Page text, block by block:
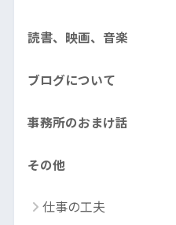
読書、映画、音楽
ブログについて
事務所のおまけ話
その他
仕事の工夫